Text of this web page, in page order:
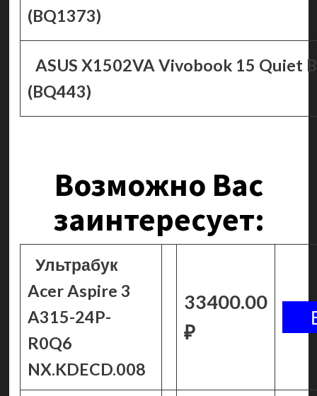
(BQ1373)
ASUS X1502VA Vivobook 15 Quiet
(BQ443)
Возможно Вас
заинтересует:
Ультрабук
Acer Aspire 3
A315-24P-
R0Q6
NX.KDECD.008
33400.00
₽